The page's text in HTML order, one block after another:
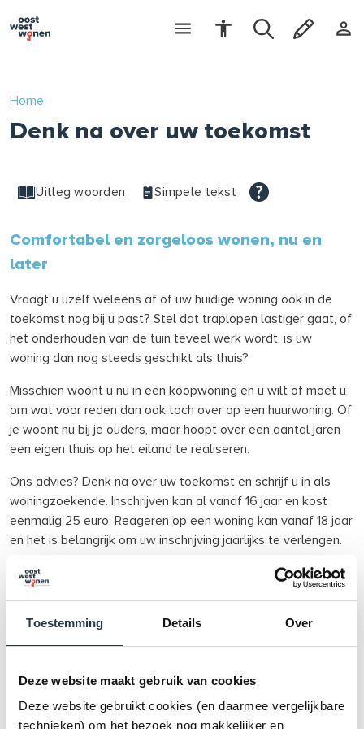
Toestemming Details Over
Deze website maakt gebruik van cookies
Deze website gebruikt cookies (en daarmee vergelijkbare
technieken) om het bezoek nog makkelijker en
Home
Denk na over uw toekomst
Uitleg woorden Simpele tekst
Comfortabel en zorgeloos wonen, nu en
later
Vraagt u uzelf weleens af of uw huidige woning ook in de
toekomst nog bij u past? Stel dat traplopen lastiger gaat, of
het onderhouden van de tuin teveel werk wordt, is uw
woning dan nog steeds geschikt als thuis?
Misschien woont u nu in een koopwoning en u wilt of moet u
om wat voor reden dan ook toch over op een huurwoning. Of
je woont nu bij je ouders, maar hoopt over een aantal jaren
een eigen thuis op het eiland te realiseren.
Ons advies? Denk na over uw toekomst en schrijf u in als
woningzoekende. Inschrijven kan al vanaf 16 jaar en kost
eenmalig 25 euro. Reageren op een woning kan vanaf 18 jaar
en het is belangrijk om uw inschrijving jaarlijks te verlengen.
De jaren die u opbouwt, bepalen voor een groot deel uw
kans op een geschikte en passende huurwoning. Ook als u
dat u zicht opnieuw inschrijft als woningzoekende.
Tijdig nadenken over later
Met de campagne ‘De Goede Nieuwe Tijd’ opgezet door